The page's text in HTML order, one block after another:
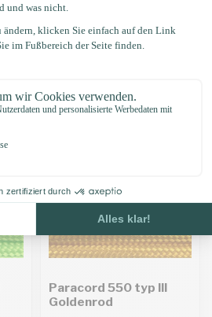
Auf Lager
Paracord 550 typ III
Goldenrod